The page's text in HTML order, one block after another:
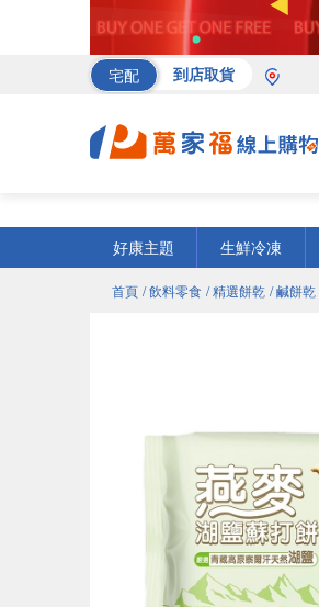
宅配 到店取貨
好康主題
生鮮冷凍
首頁 / 飲料零食 / 精選餅乾 / 鹹餅乾